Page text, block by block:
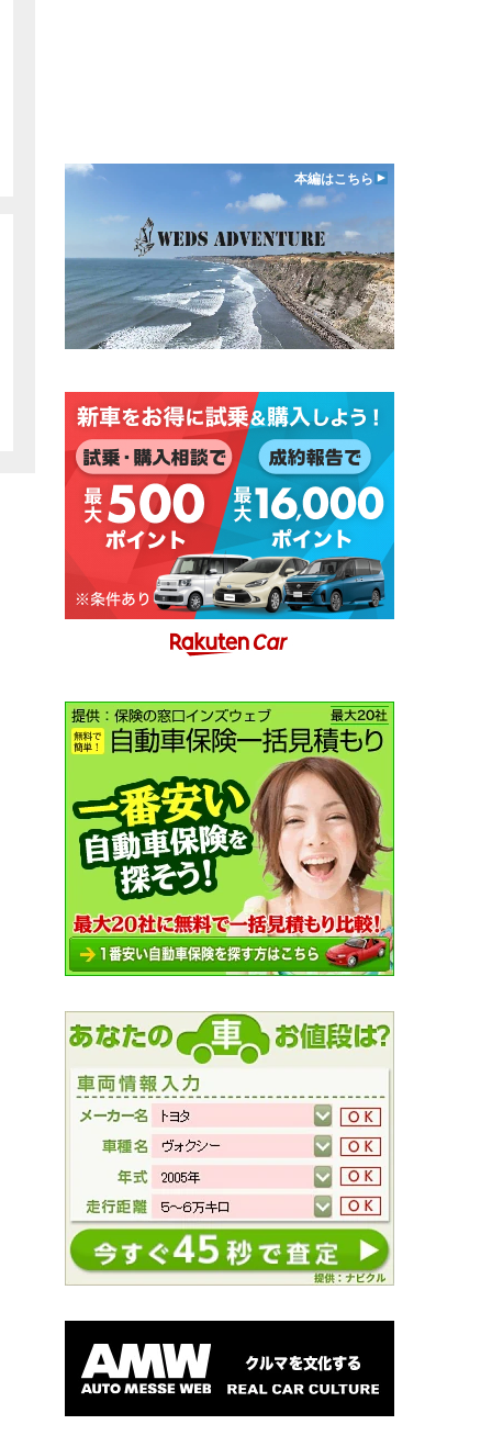
本編はこちら